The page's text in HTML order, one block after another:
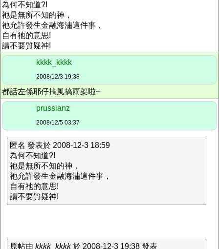
為何不知道?!
祂是無所不知的神，
祂允許發生金融海潚這件事，
自有祂的意思!
請不要質疑神!
kkkk_kkkk
2008/12/3 19:38
都話左係耶仔搞風搞雨架啦~
prussianz
2008/12/5 03:37
匿名 發表於 2008-12-3 18:59
為何不知道?!
祂是無所不知的神，
祂允許發生金融海潚這件事，
自有祂的意思!
請不要質疑神!
原帖由 kkkk_kkkk於 2008-12-3 19:38 發表